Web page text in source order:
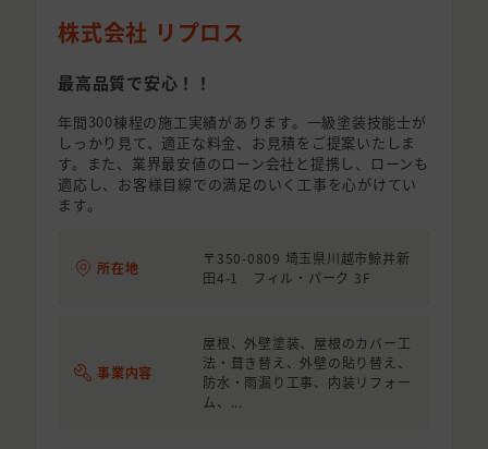
株式会社 リプロス
最高品質で安心！！
年間300棟程の施工実績があります。一級塗装技能士が
しっかり見て、適正な料金、お見積をご提案いたしま
す。また、業界最安値のローン会社と提携し、ローンも
適応し、お客様目線での満足のいく工事を心がけてい
ます。
所在地
〒350-0809 埼玉県川越市鯨井新
田4-1 フィル・パーク 3F
事業内容
屋根、外壁塗装、屋根のカバー工
法・葺き替え、外壁の貼り替え、
防水・雨漏り工事、内装リフォー
ム、...